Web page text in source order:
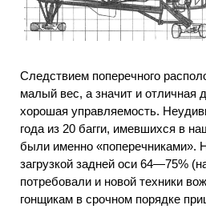
Следствием поперечного
малый вес, а значит и отличная
хорошая управляемость.
года из 20 багги, имевшихся в
были именно «поперечниками».
загрузкой задней оси 64—75%
потребовали и новой техники
гонщикам в срочном порядке